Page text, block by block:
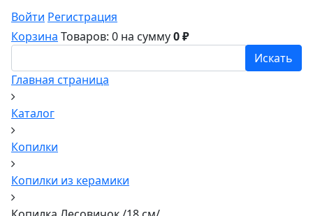
Войти Регистрация
Корзина Товаров: 0 на сумму0 ₽
Искать
Главная страница
Каталог
Копилки
Копилки из керамики